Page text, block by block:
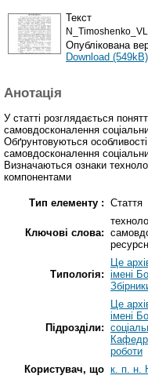
Текст
Опублікована
Download (549kB)
Анотація
У статті розглядається
самовдосконалення
Обґрунтовуються
самовдосконалення
Визначаються ознаки
компонентами
Тип елементу : Стаття
Ключові слова:
Типологія:
Це
імені
Підрозділи:
Це
імені
роботи
Користувач, що к. п. н.